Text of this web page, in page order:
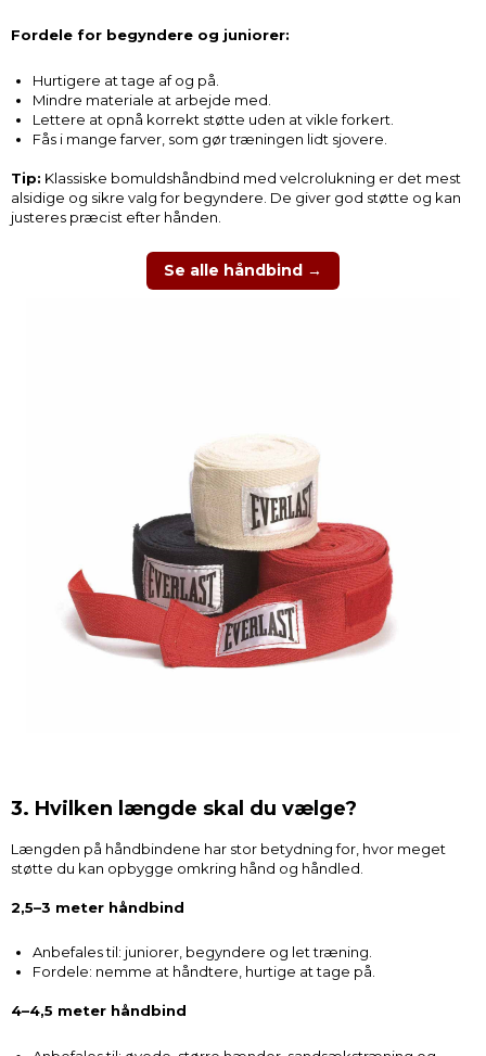
Fordele for begyndere og juniorer:
Hurtigere at tage af og på.
Mindre materiale at arbejde med.
Lettere at opnå korrekt støtte uden at vikle forkert.
Fås i mange farver, som gør træningen lidt sjovere.
Tip: Klassiske bomuldshåndbind med velcrolukning er det mest
alsidige og sikre valg for begyndere. De giver god støtte og kan
justeres præcist efter hånden.
Se alle håndbind →
3. Hvilken længde skal du vælge?
Længden på håndbindene har stor betydning for, hvor meget
støtte du kan opbygge omkring hånd og håndled.
2,5–3 meter håndbind
Anbefales til: juniorer, begyndere og let træning.
Fordele: nemme at håndtere, hurtige at tage på.
4–4,5 meter håndbind